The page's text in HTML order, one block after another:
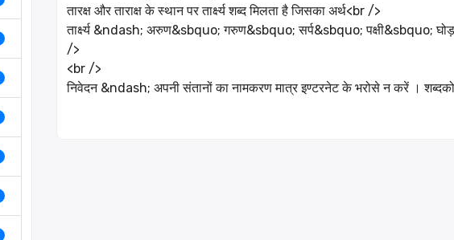
तारक्ष और ताराक्ष के स्थान पर तार्क्ष्य शब्द मिलता है जिसका अर्थ<br />
तार्क्ष्य &ndash; अरुण&sbquo; गरुण&sbquo; सर्प&sbquo; पक्षी&sbquo;
/>
<br />
निवेदन &ndash; अपनी संतानों का नामकरण मात्र इण्टरनेट के भरोसे न करें ।